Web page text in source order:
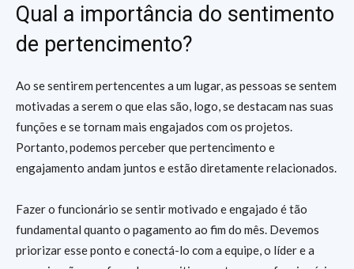
Qual a importância do sentimento
de pertencimento?
Ao se sentirem pertencentes a um lugar, as pessoas se sentem
motivadas a serem o que elas são, logo, se destacam nas suas
funções e se tornam mais engajados com os projetos.
Portanto, podemos perceber que pertencimento e
engajamento andam juntos e estão diretamente relacionados.
Fazer o funcionário se sentir motivado e engajado é tão
fundamental quanto o pagamento ao fim do mês. Devemos
priorizar esse ponto e conectá-lo com a equipe, o líder e a